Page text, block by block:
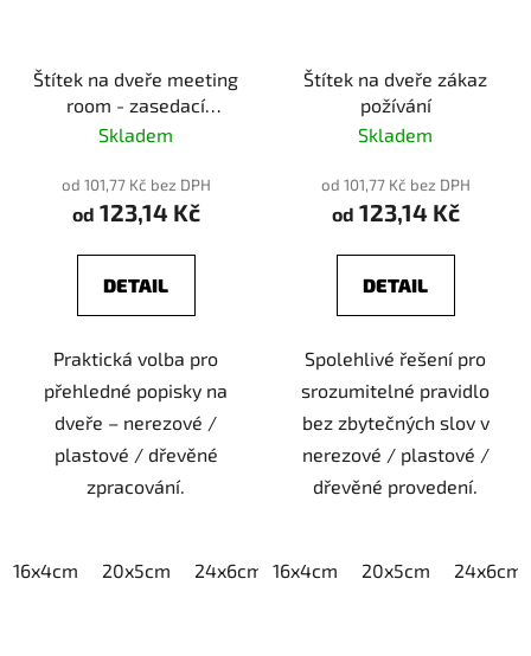
Štítek na dveře meeting
room - zasedací
místnost
Skladem
od 101,77 Kč bez DPH
od 123,14 Kč
DETAIL
Praktická volba pro
přehledné popisky na
dveře – nerezové /
plastové / dřevěné
zpracování.
16x4cm 20x5cm 24x6cm 30x7,5cm 40x10cm
Štítek na dveře zákaz
požívání
Skladem
od 101,77 Kč bez DPH
od 123,14 Kč
DETAIL
Spolehlivé řešení pro
srozumitelné pravidlo
bez zbytečných slov v
nerezové / plastové /
dřevěné provedení.
16x4cm 20x5cm 24x6cm